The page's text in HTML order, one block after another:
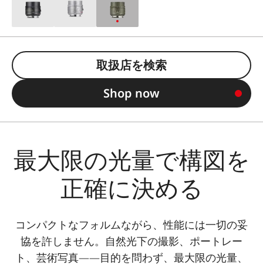
取扱店を検索
Shop now
最大限の光量で構図を
正確に決める
コンパクトなフォルムながら、性能には一切の妥
協を許しません。自然光下の撮影、ポートレー
ト、芸術写真――目的を問わず、最大限の光量、